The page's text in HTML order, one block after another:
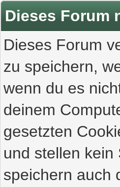
Dieses Forum
Dieses Forum
zu speichern,
wenn du es
deinem
gesetzten
und stellen kein
speichern auch